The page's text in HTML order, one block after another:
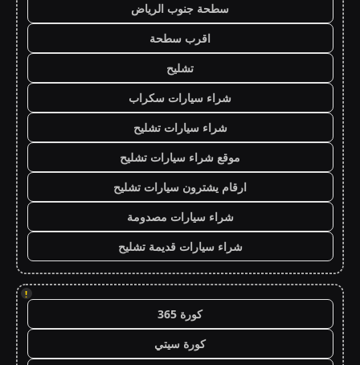
سطحة جنوب الرياض
اقرب سطحة
تشليح
شراء سيارات سكراب
شراء سيارات تشليح
موقع شراء سيارات تشليح
ارقام يشترون سيارات تشليح
شراء سيارات مصدومة
شراء سيارات قديمة تشليح
!
كورة 365
كورة سيتي